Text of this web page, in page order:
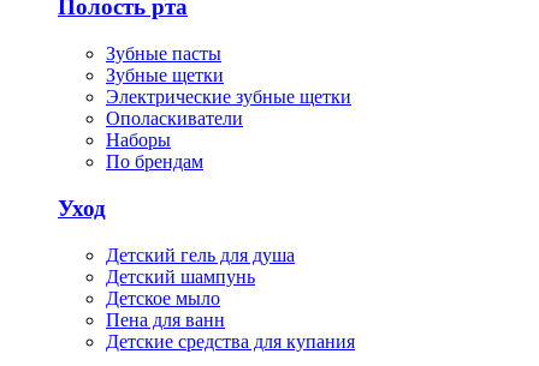
Полость рта
Зубные пасты
Зубные щетки
Электрические зубные щетки
Ополаскиватели
Наборы
По брендам
Уход
Детский гель для душа
Детский шампунь
Детское мыло
Пена для ванн
Детские средства для купания